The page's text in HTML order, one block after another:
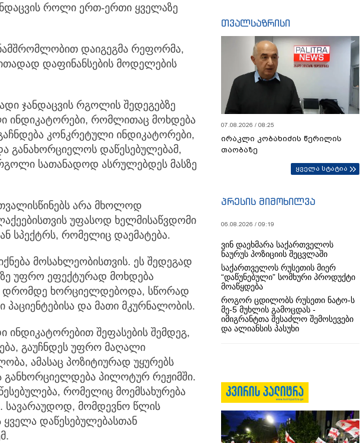
როლი ერთ-ერთი ყველაზე
დაიგეგმა რეფორმა,
დაფინანსების მოდელების
ჯანდაცვის რგოლის შედეგებზე
ინდიკატორები, რომლითაც მოხდება
კონკრეტული ინდიკატორები,
განახორციელოს დაწესებულებამ,
სათანადოდ ასრულებდეს მასზე
არა მხოლოდ
უფასოდ ხელმისაწვდომი
სპექტრს, რომელიც დაემატება.
მოსახლეობისთვის. ეს შედეგად
უფრო ეფექტურად მოხდება
დრომდე ხორციელდებოდა, სწორად
და მათი მკურნალობის.
ინდიკატორებით შეფასების შემდეგ,
გაუჩნდეს უფრო მაღალი
ამასაც პოზიტიურად უყურებს
განხორციელდება პილოტურ რეჟიმში.
რომელიც მოემსახურება
სავარაუდოდ, მომდევნო წლის
ყველა დაწესებულებასთან
თვალსაზრისი
07.08.2026 / 08:25
ირაკლი კობახიძის წერილის
თაობაზე
ყველა სტატია
პრესის მიმოხილვა
06.08.2026 / 09:19
ვინ დაეხმარა საქართველოს
ნაურუს პოზიციის შეცვლაში
საქართველოს რუსეთის მიერ
“დაწუნებული” სომხური პროდუქტი
მოაწყდება
როგორ ცდილობს რუსეთი ნატო-ს
მე-5 მუხლის გამოცდას -
იმიგრანტთა შესაძლო შემოსევები
და ალიანსის პასუხი